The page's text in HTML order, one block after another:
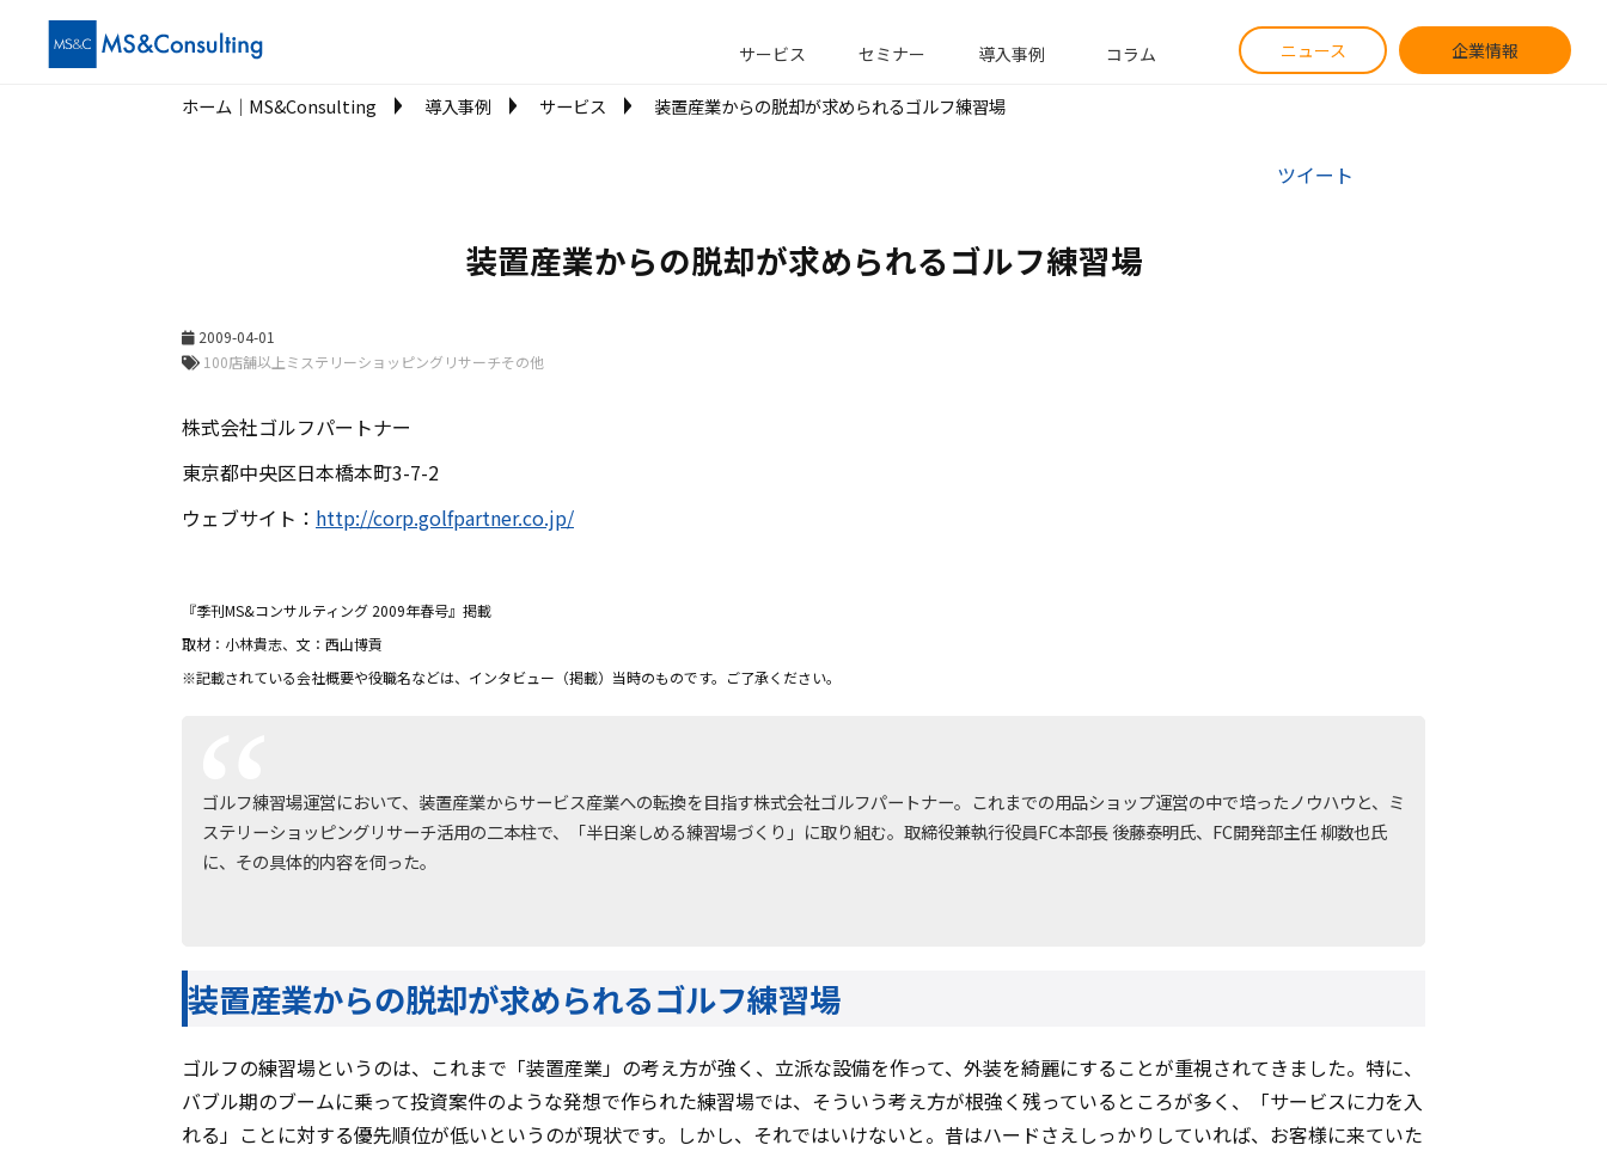
サービス セミナー 導入事例 コラム ニュース 企業情報
ホーム│MS&Consulting 導入事例 サービス 装置産業からの脱却が求められるゴルフ練習場
ツイート
装置産業からの脱却が求められるゴルフ練習場
2009-04-01
株式会社ゴルフパートナー
東京都中央区日本橋本町3-7-2
ウェブサイト： http://corp.golfpartner.co.jp/
『季刊MS&コンサルティング 2009年春号』掲載
取材：小林貴志、文：西山博貢
※記載されている会社概要や役職名などは、インタビュー（掲載）当時のものです。ご了承ください。
ゴルフ練習場運営において、装置産業からサービス産業への転換を目指す株式会社ゴルフパートナー。これまでの用品ショップ運営の中で培ったノウハウと、ミ
ステリーショッピングリサーチ活用の二本柱で、「半日楽しめる練習場づくり」に取り組む。取締役兼執行役員FC本部長 後藤泰明氏、FC開発部主任 柳数也氏
に、その具体的内容を伺った。
装置産業からの脱却が求められるゴルフ練習場
ゴルフの練習場というのは、これまで「装置産業」の考え方が強く、立派な設備を作って、外装を綺麗にすることが重視されてきました。特に、
バブル期のブームに乗って投資案件のような発想で作られた練習場では、そういう考え方が根強く残っているところが多く、「サービスに力を入
れる」ことに対する優先順位が低いというのが現状です。しかし、それではいけないと。昔はハードさえしっかりしていれば、お客様に来ていた